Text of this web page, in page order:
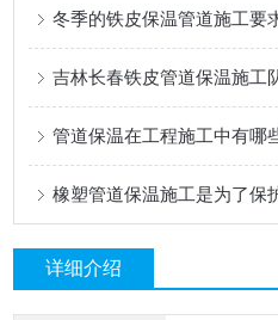
冬季的铁皮保温管道施工要
吉林长春铁皮管道保温施工
管道保温在工程施工中有哪
橡塑管道保温施工是为了保
详细介绍